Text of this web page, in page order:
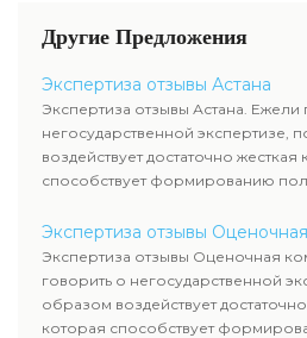
Другие Предложения
Экспертиза отзывы Астана
Экспертиза отзывы Астана. Ежели
негосударственной экспертизе,
воздействует достаточно
способствует формированию
Экспертиза отзывы
Экспертиза отзывы Оценочная
говорить о негосударственной
образом воздействует
которая способствует